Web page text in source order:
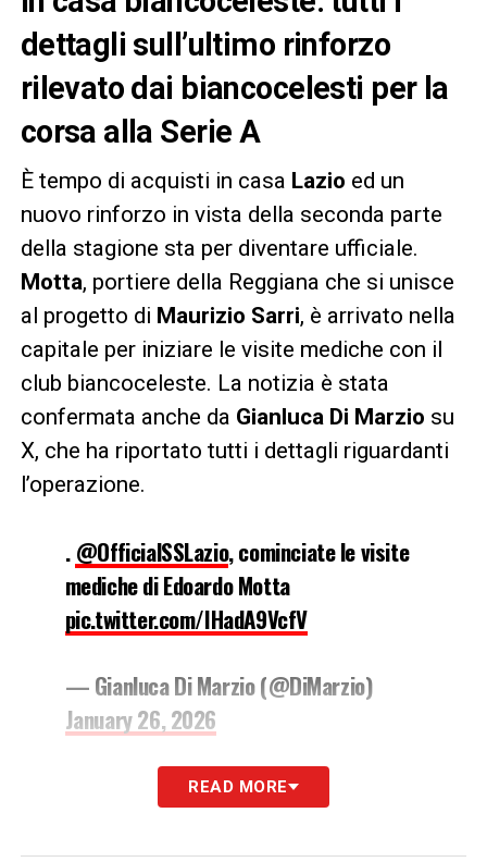
dettagli sull’ultimo rinforzo
rilevato dai biancocelesti per la
corsa alla Serie A
È tempo di acquisti in casa Lazio ed un
nuovo rinforzo in vista della seconda parte
della stagione sta per diventare ufficiale.
Motta, portiere della Reggiana che si unisce
al progetto di Maurizio Sarri, è arrivato nella
capitale per iniziare le visite mediche con il
club biancoceleste. La notizia è stata
confermata anche da Gianluca Di Marzio su
X, che ha riportato tutti i dettagli riguardanti
l’operazione.
.@OfficialSSLazio, cominciate le visite
mediche di Edoardo Motta
pic.twitter.com/IHadA9VcfV
— Gianluca Di Marzio (@DiMarzio)
January 26, 2026
READ MORE